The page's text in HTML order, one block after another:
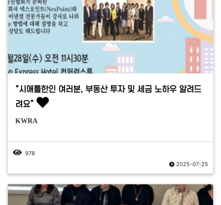
“시애틀한인 여러분, 부동산 투자 및 세금 노하우 알려드
려요”
KWRA
978
2025-07-25